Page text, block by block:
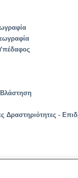
Δραστηριότητες -